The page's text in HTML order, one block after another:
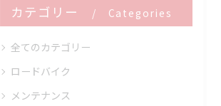
カテゴリー Categories
全てのカテゴリー
ロードバイク
メンテナンス